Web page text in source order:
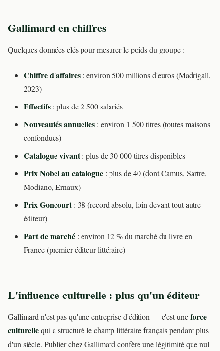
Gallimard en chiffres
Quelques données clés pour mesurer le poids du groupe :
Chiffre d'affaires : environ 500 millions d'euros (Madrigall,
2023)
Effectifs : plus de 2 500 salariés
Nouveautés annuelles : environ 1 500 titres (toutes maisons
confondues)
Catalogue vivant: plus de 30 000 titres disponibles
Prix Nobel au catalogue : plus de 40 (dont Camus, Sartre,
Modiano, Ernaux)
Prix Goncourt: 38 (record absolu, loin devant tout autre
éditeur)
Part de marché : environ 12 % du marché du livre en
France (premier éditeur littéraire)
L'influence culturelle : plus qu'un éditeur
Gallimard n'est pas qu'une entreprise d'édition — c'est uneforce
culturellequi a structuré le champ littéraire français pendant plus
d'un siècle. Publier chez Gallimard confère une légitimité que nul